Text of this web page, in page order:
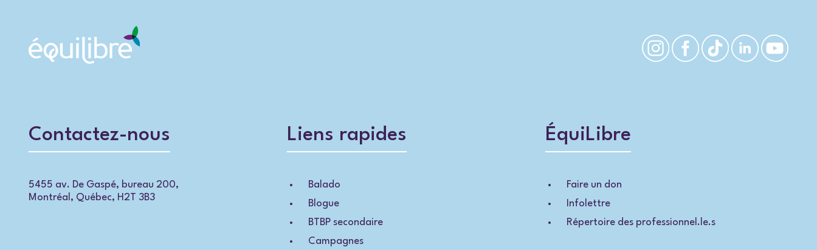
Contactez-nous
5455 av. De Gaspé, bureau 200,
Montréal, Québec, H2T 3B3
Liens rapides
Balado
Blogue
BTBP secondaire
Campagnes
ÉquiLibre
Faire un don
Infolettre
Répertoire des professionnel.le.s